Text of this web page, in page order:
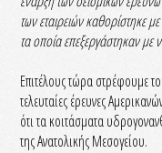
των εταιρειών καθορίστηκε
τα οποία επεξεργάστηκαν με
Επιτέλους τώρα στρέφουμε
τελευταίες έρευνες
ότι τα κοιτάσματα
της Ανατολικής Μεσογείου.